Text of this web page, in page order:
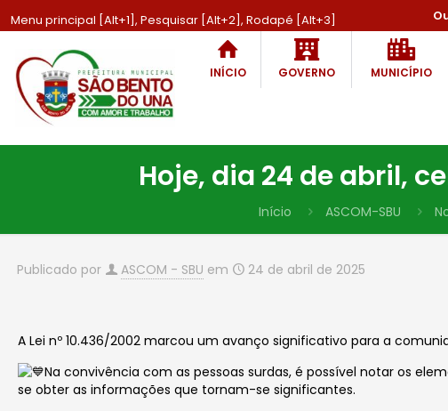
Menu principal [Alt+1], Pesquisar [Alt+2], Rodapé [Alt+3]
INÍCIO GOVERNO MUNICÍPIO
Hoje, dia 24 de abril,
Início ASCOM-SBU
Publicado por ASCOM - SBU em 24 de abril de 2025
A Lei nº 10.436/2002 marcou um avanço significativo para a
Na convivência com as pessoas surdas, é possível notar os
se obter as informações que tornam-se significantes.